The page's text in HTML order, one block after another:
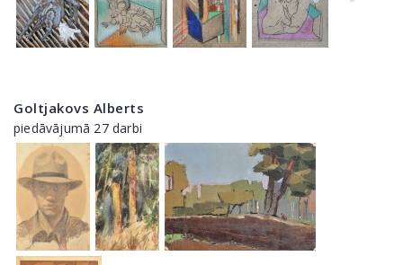
Goltjakovs Alberts
piedāvājumā 27 darbi